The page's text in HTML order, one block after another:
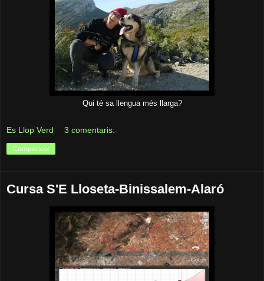
Qui té sa llengua més llarga?
Es Llop Verd 3 comentaris:
Comparteix
Cursa S'E Lloseta-Binissalem-Alaró